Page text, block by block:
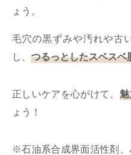
ょう。
毛穴の黒ずみや汚れや古
し、 つるっとしたスベスベ
正しいケアを心がけて、
ょう！
※石油系合成界面活性剤